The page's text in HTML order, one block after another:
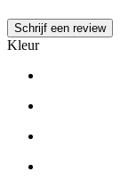
Schrijf een review
Kleur